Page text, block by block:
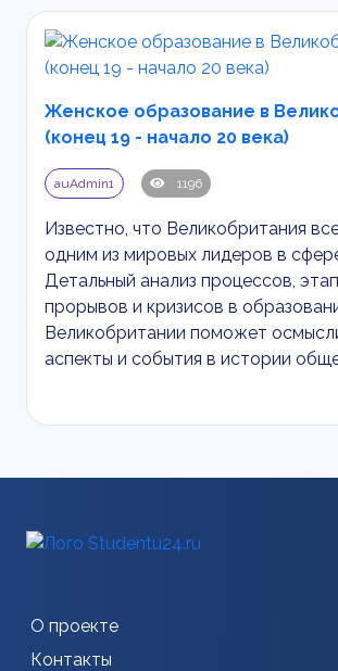
Женское образование в
(конец 19 - начало 20 века)
auAdmin1 1196
Известно, что Великобритания
одним из мировых лидеров в
Детальный анализ процессов,
прорывов и кризисов в
Великобритании поможет
аспекты и события в истории
О проекте
Контакты